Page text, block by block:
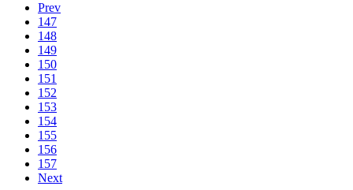
Prev
147
148
149
150
151
152
153
154
155
156
157
Next